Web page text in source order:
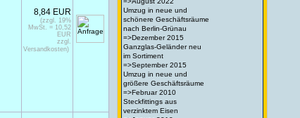
8,84 EUR
(zzgl. 19%
MwSt. = 10,52
EUR
zzgl.
Versandkosten)